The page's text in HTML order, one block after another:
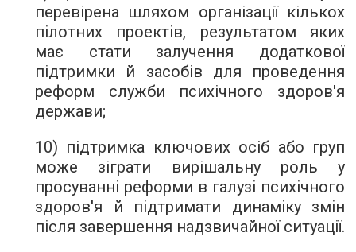
перевірена шляхом організації кількох
пілотних проектів, результатом яких
має стати залучення додаткової
підтримки й засобів для проведення
реформ служби психічного здоров'я
держави;
10) підтримка ключових осіб або груп
може зіграти вирішальну роль у
просуванні реформи в галузі психічного
здоров'я й підтримати динаміку змін
після завершення надзвичайної ситуації.